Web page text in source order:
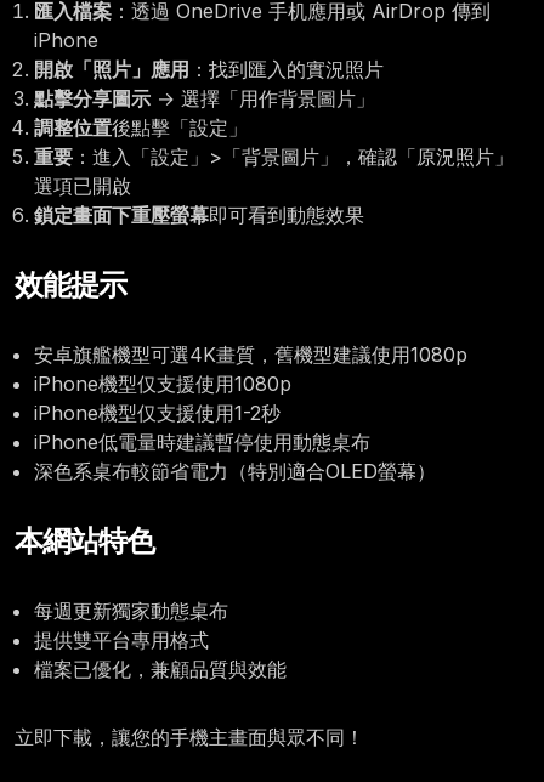
匯入檔案 ：透過 OneDrive 手机應用或 AirDrop 傳到
iPhone
開啟「照片」應用 ：找到匯入的實況照片
點擊分享圖示 → 選擇「用作背景圖片」
調整位置後點擊「設定」
重要 ：進入「設定」>「背景圖片」，確認「原況照片」
選項已開啟
鎖定畫面下重壓螢幕即可看到動態效果
效能提示
安卓旗艦機型可選4K畫質，舊機型建議使用1080p
iPhone機型仅支援使用1080p
iPhone機型仅支援使用1-2秒
iPhone低電量時建議暫停使用動態桌布
深色系桌布較節省電力（特別適合OLED螢幕）
本網站特色
每週更新獨家動態桌布
提供雙平台專用格式
檔案已優化，兼顧品質與效能
立即下載，讓您的手機主畫面與眾不同！